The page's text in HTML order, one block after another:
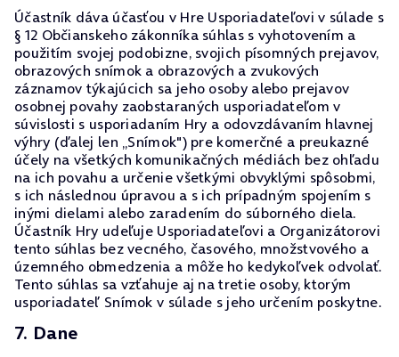
Účastník dáva účasťou v Hre Usporiadateľovi v súlade s
§ 12 Občianskeho zákonníka súhlas s vyhotovením a
použitím svojej podobizne, svojich písomných prejavov,
obrazových snímok a obrazových a zvukových
záznamov týkajúcich sa jeho osoby alebo prejavov
osobnej povahy zaobstaraných usporiadateľom v
súvislosti s usporiadaním Hry a odovzdávaním hlavnej
výhry (ďalej len „Snímok") pre komerčné a preukazné
účely na všetkých komunikačných médiách bez ohľadu
na ich povahu a určenie všetkými obvyklými spôsobmi,
s ich následnou úpravou a s ich prípadným spojením s
inými dielami alebo zaradením do súborného diela.
Účastník Hry udeľuje Usporiadateľovi a Organizátorovi
tento súhlas bez vecného, časového, množstvového a
územného obmedzenia a môže ho kedykoľvek odvolať.
Tento súhlas sa vzťahuje aj na tretie osoby, ktorým
usporiadateľ Snímok v súlade s jeho určením poskytne.
7. Dane